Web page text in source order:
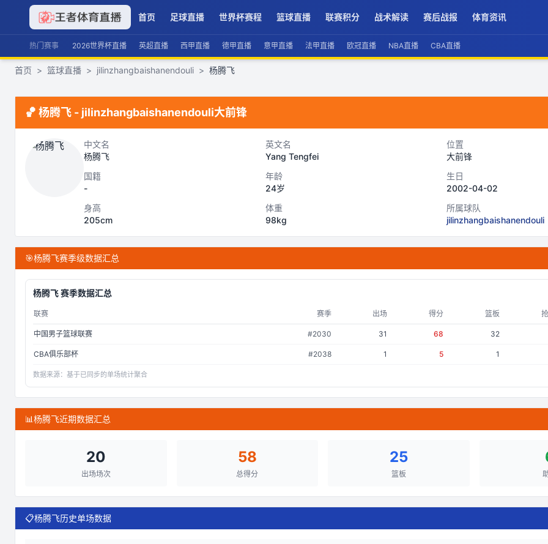
首页 足球直播 世界杯赛程 篮球直播 联赛积分 战术解读 赛后战报 体育资讯
热门赛事 2026世界杯直播 英超直播 西甲直播 德甲直播 意甲直播 法甲直播 欧冠直播 NBA直播 CBA直播
首页 > 篮球直播 > jilinzhangbaishanendouli > 杨腾飞
🏀 杨腾飞 - jilinzhangbaishanendouli大前锋
中文名
杨腾飞
英文名
Yang Tengfei
位置
大前锋
国籍
-
年龄
24岁
生日
2002-04-02
身高
205cm
体重
98kg
所属球队
jilinzhangbaishanendouli
🎯杨腾飞赛季级数据汇总
杨腾飞赛季数据汇总
联赛 赛季 出场 得分 篮板
中国男子篮球联赛 #2030 31 68 32
CBA俱乐部杯 #2038 1 5 1
数据来源： 基于已同步的单场统计聚合
📊杨腾飞近期数据汇总
20
出场场次
58
总得分
25
篮板
📋杨腾飞历史单场数据